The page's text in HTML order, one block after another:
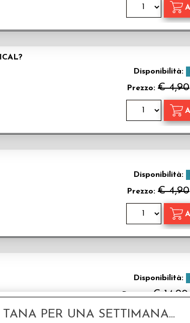
Disponibilità:
Prezzo: € 4,90
Disponibilità:
Prezzo: € 4,90
Disponibilità:
€ 14,90
PER UNA SETTIMANA...